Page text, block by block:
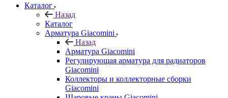
Каталог
Назад
Каталог
Арматура Giacomini
Назад
Арматура Giacomini
Регулирующая арматура для радиаторов
Giacomini
Коллекторы и коллекторные сборки
Giacomini